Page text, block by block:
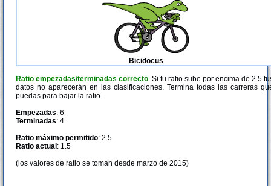
Bicidocus
Ratio empezadas/terminadas correcto. Si tu ratio sube por encima de 2.5
datos no aparecerán en las clasificaciones. Termina todas las carreras
puedas para bajar la ratio.
Empezadas: 6
Terminadas: 4
Ratio máximo permitido: 2.5
Ratio actual : 1.5
(los valores de ratio se toman desde marzo de 2015)